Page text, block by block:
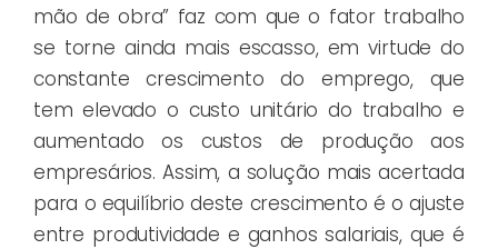
mão de obra” faz com que o fator trabalho
se torne ainda mais escasso, em virtude do
constante crescimento do emprego, que
tem elevado o custo unitário do trabalho e
aumentado os custos de produção aos
empresários. Assim, a solução mais acertada
para o equilíbrio deste crescimento é o ajuste
entre produtividade e ganhos salariais, que é